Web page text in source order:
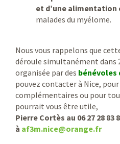
et d’une alimentation
malades du myélome.
Nous vous rappelons que
déroule simultanément dans
organisée par des bénévoles
pouvez contacter à Nice,
complémentaires ou pour
pourrait vous être utile,
Pierre Cortès au 06 27 28 83
à af3m.nice@orange.fr